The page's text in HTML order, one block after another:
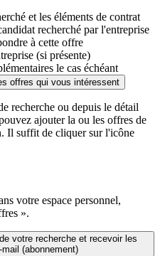
et les éléments de contrat
recherché par l'entreprise
à cette offre
(si présente)
le cas échéant
offres qui vous intéressent
recherche ou depuis le détail
ajouter la ou les offres de
Il suffit de cliquer sur l'icône
votre espace personnel,
».
votre recherche et recevoir les
(abonnement)